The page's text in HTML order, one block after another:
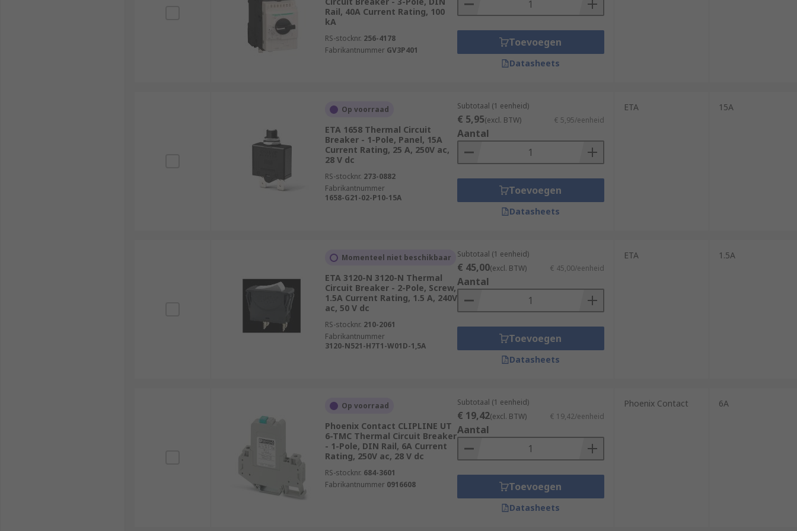
Rail, 40A Current Rating, 100
kA
RS-stocknr. 256-4178
Fabrikantnummer GV3P401
Toevoegen
Datasheets
Op voorraad
ETA 1658 Thermal Circuit
Breaker - 1-Pole, Panel, 15A
Current Rating, 25 A, 250V ac,
28 V dc
RS-stocknr. 273-0882
Fabrikantnummer
1658-G21-02-P10-15A
Subtotaal (1 eenheid)
€ 5,95(excl. BTW) € 5,95/eenheid
Aantal
Toevoegen
Datasheets
ETA 15A
Momenteel niet beschikbaar
ETA 3120-N 3120-N Thermal
Circuit Breaker - 2-Pole, Screw,
1.5A Current Rating, 1.5 A, 240V
ac, 50 V dc
RS-stocknr. 210-2061
Fabrikantnummer
3120-N521-H7T1-W01D-1,5A
Subtotaal (1 eenheid)
€ 45,00(excl. BTW) € 45,00/eenheid
Aantal
Toevoegen
Datasheets
ETA 1.5A
Op voorraad
Phoenix Contact CLIPLINE UT
6-TMC Thermal Circuit Breaker
- 1-Pole, DIN Rail, 6A Current
Rating, 250V ac, 28 V dc
RS-stocknr. 684-3601
Fabrikantnummer 0916608
Subtotaal (1 eenheid)
€ 19,42(excl. BTW) € 19,42/eenheid
Aantal
Toevoegen
Datasheets
Phoenix Contact 6A